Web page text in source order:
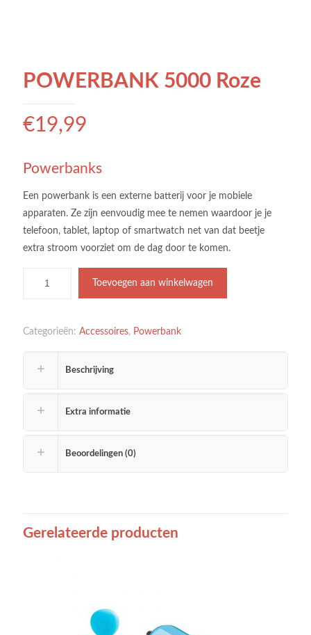
POWERBANK 5000 Roze
€19,99
Powerbanks
Een powerbank is een externe batterij voor je mobiele
apparaten. Ze zijn eenvoudig mee te nemen waardoor je je
telefoon, tablet, laptop of smartwatch net van dat beetje
extra stroom voorziet om de dag door te komen.
Toevoegen aan winkelwagen
Categorieën: Accessoires, Powerbank
Beschrijving
Extra informatie
Beoordelingen (0)
Gerelateerde producten